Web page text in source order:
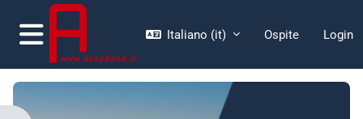
Vai al contenuto principale
Pannello laterale
Italiano ‎(it)‎ Ospite Login